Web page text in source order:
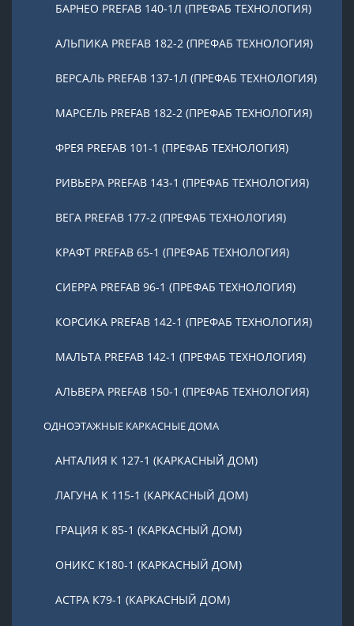
БАРНЕО PREFAB 140-1Л (ПРЕФАБ ТЕХНОЛОГИЯ)
АЛЬПИКА PREFAB 182-2 (ПРЕФАБ ТЕХНОЛОГИЯ)
ВЕРСАЛЬ PREFAB 137-1Л (ПРЕФАБ ТЕХНОЛОГИЯ)
МАРСЕЛЬ PREFAB 182-2 (ПРЕФАБ ТЕХНОЛОГИЯ)
ФРЕЯ PREFAB 101-1 (ПРЕФАБ ТЕХНОЛОГИЯ)
РИВЬЕРА PREFAB 143-1 (ПРЕФАБ ТЕХНОЛОГИЯ)
ВЕГА PREFAB 177-2 (ПРЕФАБ ТЕХНОЛОГИЯ)
КРАФТ PREFAB 65-1 (ПРЕФАБ ТЕХНОЛОГИЯ)
СИЕРРА PREFAB 96-1 (ПРЕФАБ ТЕХНОЛОГИЯ)
КОРСИКА PREFAB 142-1 (ПРЕФАБ ТЕХНОЛОГИЯ)
МАЛЬТА PREFAB 142-1 (ПРЕФАБ ТЕХНОЛОГИЯ)
АЛЬВЕРА PREFAB 150-1 (ПРЕФАБ ТЕХНОЛОГИЯ)
ОДНОЭТАЖНЫЕ КАРКАСНЫЕ ДОМА
АНТАЛИЯ К 127-1 (КАРКАСНЫЙ ДОМ)
ЛАГУНА К 115-1 (КАРКАСНЫЙ ДОМ)
ГРАЦИЯ К 85-1 (КАРКАСНЫЙ ДОМ)
ОНИКС К180-1 (КАРКАСНЫЙ ДОМ)
АСТРА К79-1 (КАРКАСНЫЙ ДОМ)